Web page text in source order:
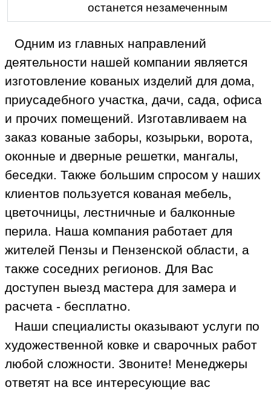
останется незамеченным
Одним из главных направлений
деятельности нашей компании является
изготовление кованых изделий для дома,
приусадебного участка, дачи, сада, офиса
и прочих помещений. Изготавливаем на
заказ кованые заборы, козырьки, ворота,
оконные и дверные решетки, мангалы,
беседки. Также большим спросом у наших
клиентов пользуется кованая мебель,
цветочницы, лестничные и балконные
перила. Наша компания работает для
жителей Пензы и Пензенской области, а
также соседних регионов. Для Вас
доступен выезд мастера для замера и
расчета - бесплатно.
Наши специалисты оказывают услуги по
художественной ковке и сварочных работ
любой сложности. Звоните! Менеджеры
ответят на все интересующие вас